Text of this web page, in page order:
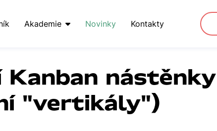
Akademie Novinky Kontakty
Kanban nástěnky
"vertikály")